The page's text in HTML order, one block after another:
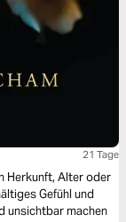
21 Tage
Herkunft, Alter oder
Gefühl und
unsichtbar machen